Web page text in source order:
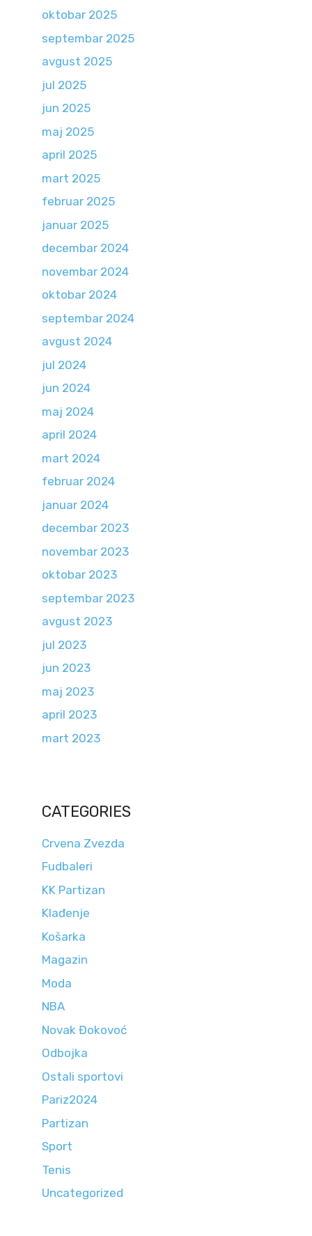
oktobar 2025
septembar 2025
avgust 2025
jul 2025
jun 2025
maj 2025
april 2025
mart 2025
februar 2025
januar 2025
decembar 2024
novembar 2024
oktobar 2024
septembar 2024
avgust 2024
jul 2024
jun 2024
maj 2024
april 2024
mart 2024
februar 2024
januar 2024
decembar 2023
novembar 2023
oktobar 2023
septembar 2023
avgust 2023
jul 2023
jun 2023
maj 2023
april 2023
mart 2023
CATEGORIES
Crvena Zvezda
Fudbaleri
KK Partizan
Klađenje
Košarka
Magazin
Moda
NBA
Novak Đokovoć
Odbojka
Ostali sportovi
Pariz2024
Partizan
Sport
Tenis
Uncategorized